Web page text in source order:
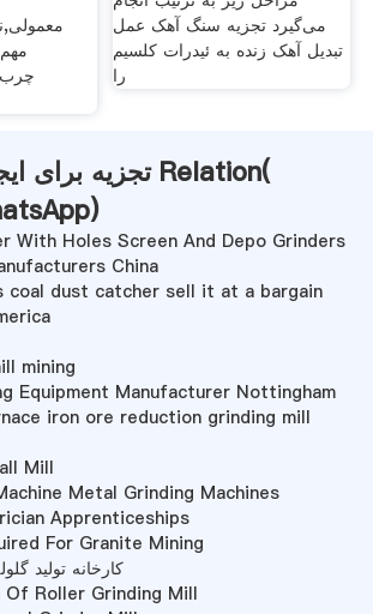
می‌گیرد تجزیه سنگ آهک عمل
تبدیل آهک زنده به ئیدرات کلسیم
را
تجزیه برای ایجاد سنگ آهک Relation(
)
With Holes Screen And Depo Grinders
China
coal dust catcher sell it at a bargain
mining
Equipment Manufacturer Nottingham
iron ore reduction grinding mill
Mill
Metal Grinding Machines
Apprenticeships
For Granite Mining
کارخانه تولید
Roller Grinding Mill